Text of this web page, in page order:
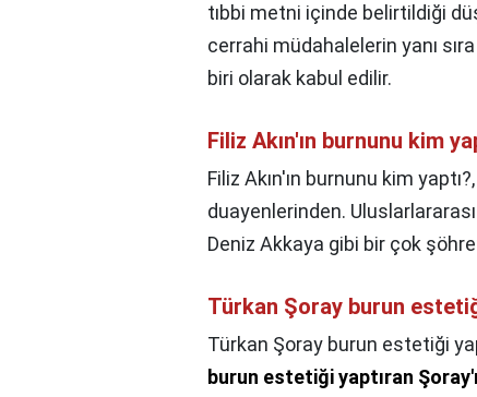
tıbbi metni içinde belirtildiği
cerrahi müdahalelerin yanı
biri olarak kabul edilir.
Filiz Akın'ın burnunu kim
Filiz Akın'ın burnunu kim yaptı?,
duayenlerinden.
Deniz Akkaya gibi bir çok
Türkan Şoray burun
Türkan Şoray burun estetiği
burun estetiği yaptıran